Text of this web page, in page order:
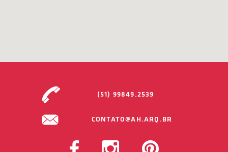
(51) 99849.2539
CONTATO@AH.ARQ.BR
FACEBOOK INSTAGRAM